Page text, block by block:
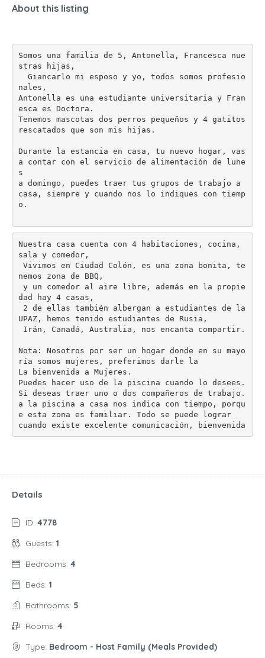
About this listing
Somos una familia de 5, Antonella, Francesca nue
stras hijas,
nales,
Antonella es una estudiante universitaria y Fran
esca es Doctora.
Tenemos mascotas dos perros pequeños y 4 gatitos
rescatados que son mis hijas.
Durante la estancia en casa, tu nuevo hogar, vas
a contar con el servicio de alimentación de lune
s
a domingo, puedes traer tus grupos de trabajo a
casa, siempre y cuando nos lo indiques con tiemp
o.
Nuestra casa cuenta con 4 habitaciones, cocina,
sala y comedor,
nemos zona de BBQ,
dad hay 4 casas,
UPAZ, hemos tenido estudiantes de Rusia,
Irán, Canadá, Australia, nos encanta compartir.
Nota: Nosotros por ser un hogar donde en su mayo
ría somos mujeres, preferimos darle la
La bienvenida a Mujeres.
Puedes hacer uso de la piscina cuando lo desees.
Sí deseas traer uno o dos compañeros de trabajo.
a la piscina a casa nos indica con tiempo, porqu
e esta zona es familiar. Todo se puede lograr
cuando existe excelente comunicación, bienvenida
Details
ID: 4778
Guests: 1
Bedrooms: 4
Beds: 1
Bathrooms: 5
Rooms: 4
Type: Bedroom - Host Family (Meals Provided)